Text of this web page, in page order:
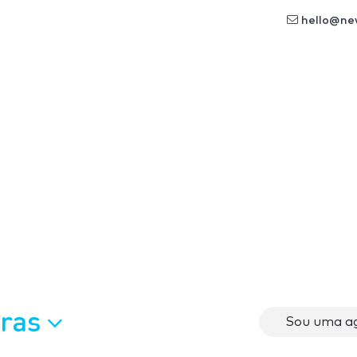
Sou uma